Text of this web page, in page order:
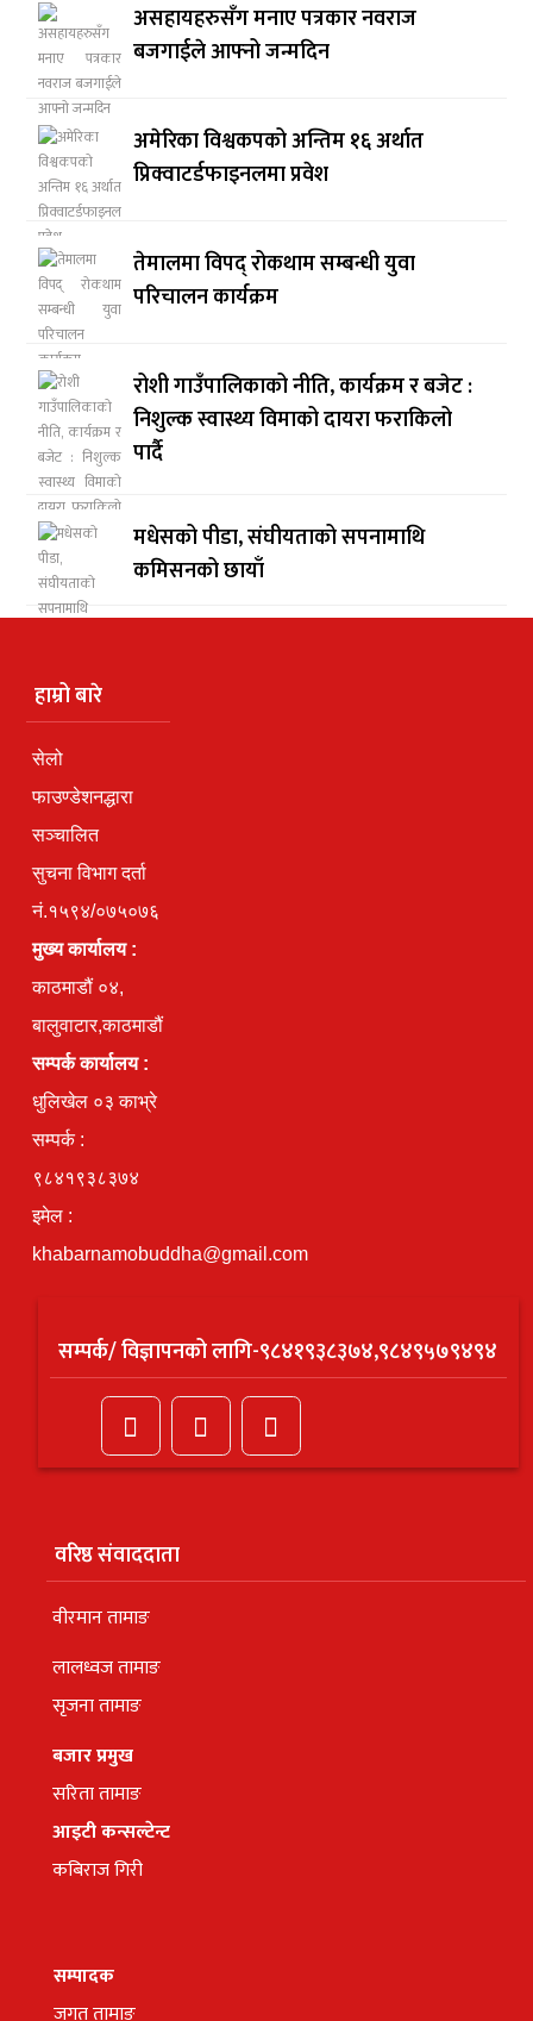
असहायहरुसँग मनाए पत्रकार नवराज
बजगाईले आफ्नो जन्मदिन
अमेरिका विश्वकपको अन्तिम १६ अर्थात
प्रिक्वाटर्डफाइनलमा प्रवेश
तेमालमा विपद् रोकथाम सम्बन्धी युवा
परिचालन कार्यक्रम
रोशी गाउँपालिकाको नीति, कार्यक्रम र बजेट :
निशुल्क स्वास्थ्य विमाको दायरा फराकिलो
पार्दै
मधेसको पीडा, संघीयताको सपनामाथि
कमिसनको छायाँ
हाम्रो बारे
सेलो
फाउण्डेशनद्धारा
सञ्चालित
सुचना विभाग दर्ता
नं.१५९४/०७५०७६
मुख्य कार्यालय :
काठमाडौं ०४,
बालुवाटार,काठमाडौं
सम्पर्क कार्यालय :
धुलिखेल ०३ काभ्रे
सम्पर्क :
९८४१९३८३७४
इमेल :
khabarnamobuddha@gmail.com
सम्पर्क/ विज्ञापनको लागि-९८४१९३८३७४,९८४९५७९४९४
वरिष्ठ संवाददाता
वीरमान तामाङ
लालध्वज तामाङ
सृजना तामाङ
बजार प्रमुख
सरिता तामाङ
आइटी कन्सल्टेन्ट
कबिराज गिरी
सम्पादक
जगत तामाङ